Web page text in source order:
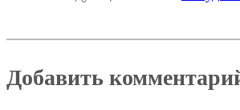
Добавить